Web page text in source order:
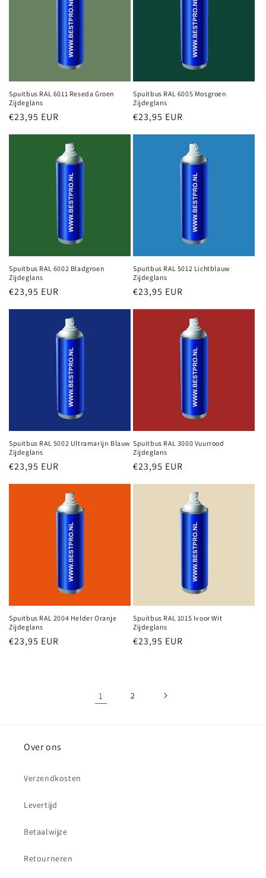
Spuitbus RAL 6011 Reseda Groen
Zijdeglans
Normale
€23,95 EUR
Spuitbus RAL 6005 Mosgroen
Zijdeglans
Normale
€23,95 EUR
Spuitbus RAL 6002 Bladgroen
Zijdeglans
Normale
€23,95 EUR
Spuitbus RAL 5012 Lichtblauw
Zijdeglans
Normale
€23,95 EUR
Spuitbus RAL 5002 Ultramarijn Blauw
Zijdeglans
Normale
€23,95 EUR
Spuitbus RAL 3000 Vuurrood
Zijdeglans
Normale
€23,95 EUR
Spuitbus RAL 2004 Helder Oranje
Zijdeglans
Normale
€23,95 EUR
Spuitbus RAL 1015 Ivoor Wit
Zijdeglans
Normale
€23,95 EUR
1 2
Over ons
Verzendkosten
Levertijd
Betaalwijze
Retourneren